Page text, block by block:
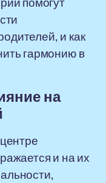
и как
гармонию в
на
и на их